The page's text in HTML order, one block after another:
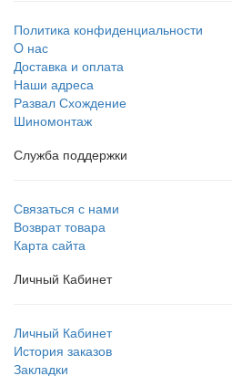
Политика конфиденциальности
O нас
Доставка и оплата
Наши адреса
Развал Схождение
Шиномонтаж
Служба поддержки
Связаться с нами
Возврат товара
Карта сайта
Личный Кабинет
Личный Кабинет
История заказов
Закладки